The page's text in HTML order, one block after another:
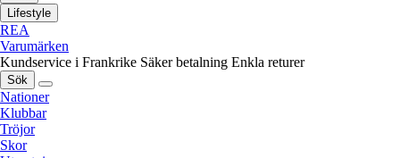
Lifestyle
REA
Varumärken
Kundservice i Frankrike Säker betalning Enkla returer
Sök
Nationer
Klubbar
Tröjor
Skor